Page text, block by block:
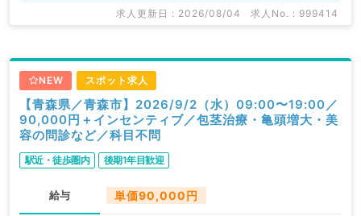
求人更新日 : 2026/08/04 求人No. : 999414
NEW スポット求人
【青森県／青森市】2026/9/2（水）09:00〜19:00／
90,000円＋インセンティブ／包茎治療・亀頭増大・美
容の問診など／科目不問
駅近・徒歩圏内 後期1年目歓迎
給与 単価90,000円